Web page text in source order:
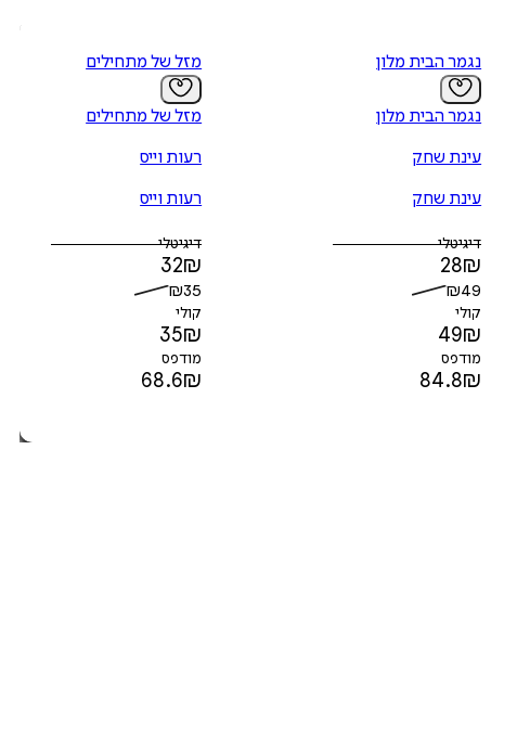
נגמר הבית מלון
נגמר הבית מלון
עינת שחק
עינת שחק
דיגיטלי
28₪
₪49
קולי
49₪
מודפס
84.8₪
מזל של מתחילים
מזל של מתחילים
רעות וייס
רעות וייס
דיגיטלי
32₪
₪35
קולי
35₪
מודפס
68.6₪